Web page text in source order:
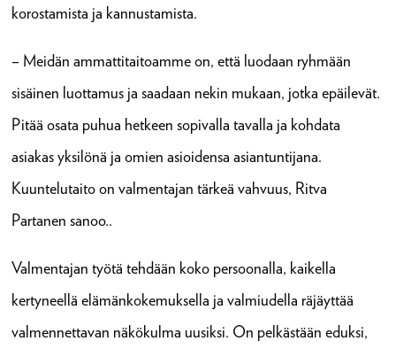
korostamista ja kannustamista.
– Meidän ammattitaitoamme on, että luodaan ryhmään
sisäinen luottamus ja saadaan nekin mukaan, jotka epäilevät.
Pitää osata puhua hetkeen sopivalla tavalla ja kohdata
asiakas yksilönä ja omien asioidensa asiantuntijana.
Kuuntelutaito on valmentajan tärkeä vahvuus, Ritva
Partanen sanoo..
Valmentajan työtä tehdään koko persoonalla, kaikella
kertyneellä elämänkokemuksella ja valmiudella räjäyttää
valmennettavan näkökulma uusiksi. On pelkästään eduksi,